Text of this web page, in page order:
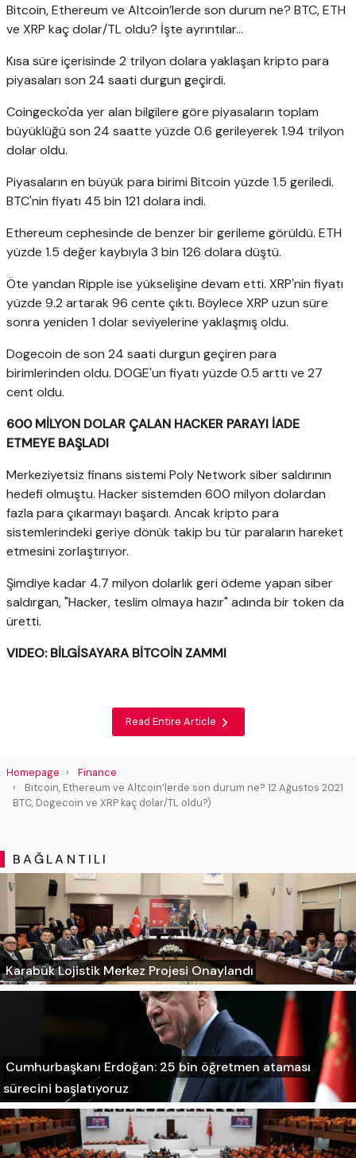
Bitcoin, Ethereum ve Altcoin’lerde son durum ne? BTC, ETH
ve XRP kaç dolar/TL oldu? İşte ayrıntılar…
Kısa süre içerisinde 2 trilyon dolara yaklaşan kripto para
piyasaları son 24 saati durgun geçirdi.
Coingecko'da yer alan bilgilere göre piyasaların toplam
büyüklüğü son 24 saatte yüzde 0.6 gerileyerek 1.94 trilyon
dolar oldu.
Piyasaların en büyük para birimi Bitcoin yüzde 1.5 geriledi.
BTC'nin fiyatı 45 bin 121 dolara indi.
Ethereum cephesinde de benzer bir gerileme görüldü. ETH
yüzde 1.5 değer kaybıyla 3 bin 126 dolara düştü.
Öte yandan Ripple ise yükselişine devam etti. XRP'nin fiyatı
yüzde 9.2 artarak 96 cente çıktı. Böylece XRP uzun süre
sonra yeniden 1 dolar seviyelerine yaklaşmış oldu.
Dogecoin de son 24 saati durgun geçiren para
birimlerinden oldu. DOGE'un fiyatı yüzde 0.5 arttı ve 27
cent oldu.
600 MİLYON DOLAR ÇALAN HACKER PARAYI İADE
ETMEYE BAŞLADI
Merkeziyetsiz finans sistemi Poly Network siber saldırının
hedefi olmuştu. Hacker sistemden 600 milyon dolardan
fazla para çıkarmayı başardı. Ancak kripto para
sistemlerindeki geriye dönük takip bu tür paraların hareket
etmesini zorlaştırıyor.
Şimdiye kadar 4.7 milyon dolarlık geri ödeme yapan siber
saldırgan, "Hacker, teslim olmaya hazır" adında bir token da
üretti.
VIDEO: BİLGİSAYARA BİTCOİN ZAMMI
Read Entire Article
Homepage
Finance
Bitcoin, Ethereum ve Altcoin’lerde son durum ne? 12 Ağustos 2021
BTC, Dogecoin ve XRP kaç dolar/TL oldu?)
BAĞLANTILI
Karabük Lojistik Merkez Projesi Onaylandı
Cumhurbaşkanı Erdoğan: 25 bin öğretmen ataması
sürecini başlatıyoruz